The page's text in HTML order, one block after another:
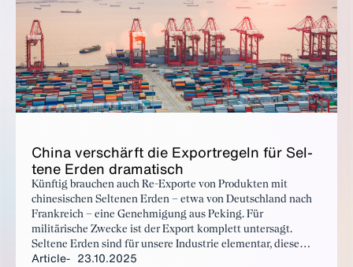
Chi­na ver­schärft die Ex­portregeln für Sel­
tene Er­den drama­tisch
Künftig brauchen auch Re-Exporte von Produkten mit
chinesischen Seltenen Erden – etwa von Deutschland nach
Frankreich – eine Genehmigung aus Peking. Für
militärische Zwecke ist der Export komplett untersagt.
Seltene Erden sind für unsere Industrie elementar, diese
Rohstoffe stecken in Elektroautos, Haushaltsgeräten, aber
Article 23.10.2025